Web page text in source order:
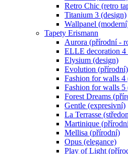
Retro Chic (retro
Titanium 3 (design)
Wallpanel
Tapety Erismann
Aurora (přírodní -
ELLE decoration 4
Elysium (design)
Evolution (přírodní)
Fashion for walls 4
Fashion for walls 5
Forest Dreams
Gentle (expresivní)
La Terrasse
Martinique
Mellisa (přírodní)
Opus (elegance)
Play of Light